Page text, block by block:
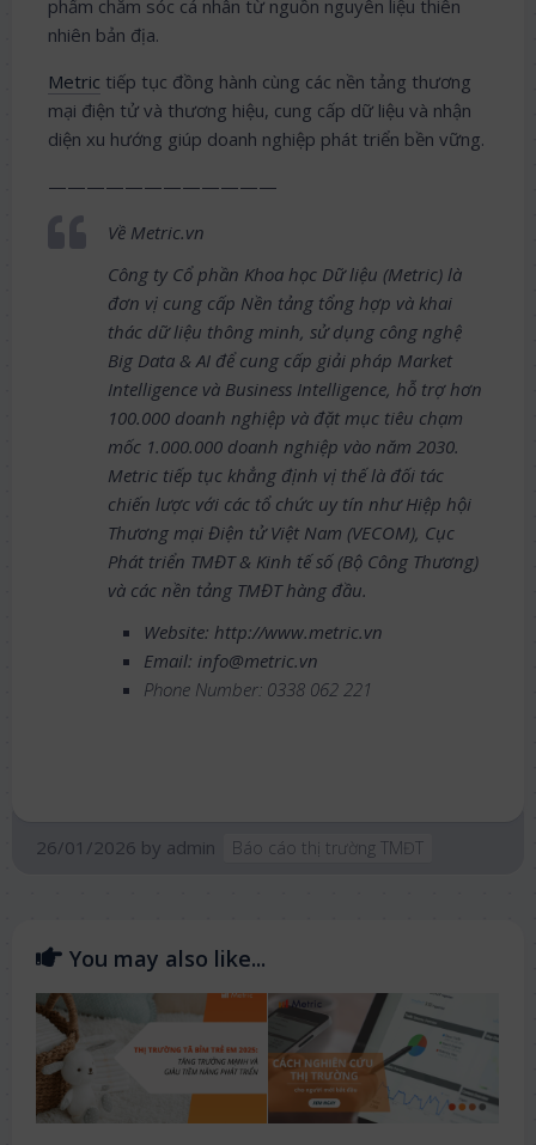
phẩm chăm sóc cá nhân từ nguồn nguyên liệu thiên
nhiên bản địa.
Metric tiếp tục đồng hành cùng các nền tảng thương
mại điện tử và thương hiệu, cung cấp dữ liệu và nhận
diện xu hướng giúp doanh nghiệp phát triển bền vững.
————————————
Về Metric.vn
Công ty Cổ phần Khoa học Dữ liệu (Metric) là
đơn vị cung cấp Nền tảng tổng hợp và khai
thác dữ liệu thông minh, sử dụng công nghệ
Big Data & AI để cung cấp giải pháp Market
Intelligence và Business Intelligence, hỗ trợ hơn
100.000 doanh nghiệp và đặt mục tiêu chạm
mốc 1.000.000 doanh nghiệp vào năm 2030.
Metric tiếp tục khẳng định vị thế là đối tác
chiến lược với các tổ chức uy tín như Hiệp hội
Thương mại Điện tử Việt Nam (VECOM), Cục
Phát triển TMĐT & Kinh tế số (Bộ Công Thương)
và các nền tảng TMĐT hàng đầu.
Website: http://www.metric.vn
Email: info@metric.vn
Phone Number: 0338 062 221
26/01/2026 by admin Báo cáo thị trường TMĐT
You may also like...